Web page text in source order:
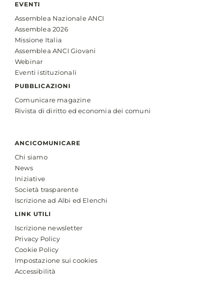
EVENTI
Assemblea Nazionale ANCI
Assemblea 2026
Missione Italia
Assemblea ANCI Giovani
Webinar
Eventi istituzionali
PUBBLICAZIONI
Comunicare magazine
Rivista di diritto ed economia dei comuni
ANCICOMUNICARE
Chi siamo
News
Iniziative
Società trasparente
Iscrizione ad Albi ed Elenchi
LINK UTILI
Iscrizione newsletter
Privacy Policy
Cookie Policy
Impostazione sui cookies
Accessibilità